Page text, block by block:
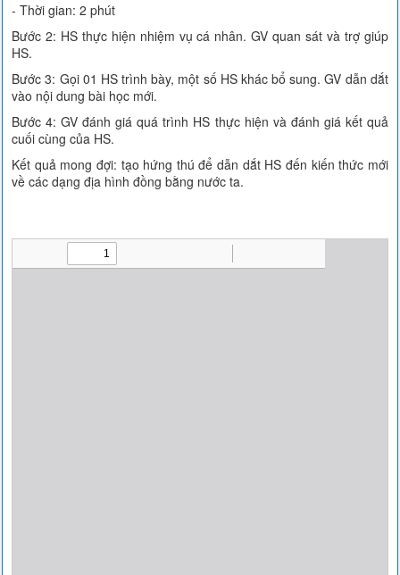
- Thời gian: 2 phút
Bước 2: HS thực hiện nhiệm vụ cá nhân. GV quan sát và trợ giúp
HS.
Bước 3: Gọi 01 HS trình bày, một số HS khác bổ sung. GV dẫn dắt
vào nội dung bài học mới.
Bước 4: GV đánh giá quá trình HS thực hiện và đánh giá kết quả
cuối cùng của HS.
Kết quả mong đợi: tạo hứng thú để dẫn dắt HS đến kiến thức mới
về các dạng địa hình đồng bằng nước ta.